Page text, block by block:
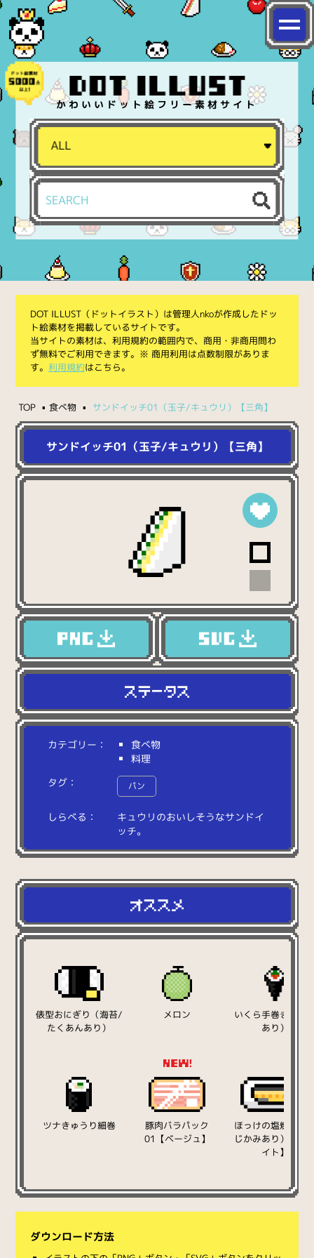
かわいいドット絵フリー素材サイト
DOT ILLUST（ドットイラスト）は管理人nkoが作成したドッ
ト絵素材を掲載しているサイトです。
当サイトの素材は、利用規約の範囲内で、商用・非商用問わ
ず無料でご利用できます。※ 商用利用は点数制限がありま
す。 利用規約はこちら。
TOP 食べ物 サンドイッチ01（玉子/キュウリ）【三角】
サンドイッチ01（玉子/キュウリ）【三角】
カテゴリー：
食べ物
料理
タグ：
パン
しらべる： キュ ウ リ のおい しそうなサン ドイ
ッチ。
俵型おにぎり（海苔/
たくあんあり）
メロン
いくら手巻き（大
あり）
ツナきゅうり細巻
豚肉バラパック
01【ベージュ】
ほっけの塩焼き（
じかみあり）【ホ
イト】
ダウンロード方法